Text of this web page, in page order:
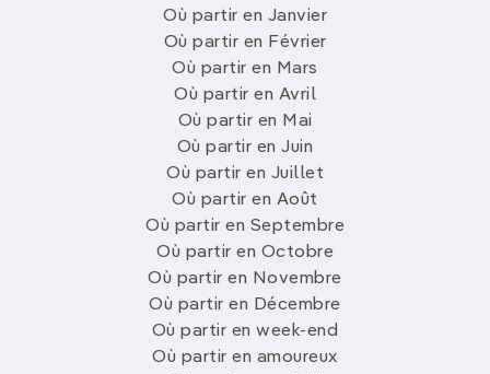
Où partir en Janvier
Où partir en Février
Où partir en Mars
Où partir en Avril
Où partir en Mai
Où partir en Juin
Où partir en Juillet
Où partir en Août
Où partir en Septembre
Où partir en Octobre
Où partir en Novembre
Où partir en Décembre
Où partir en week-end
Où partir en amoureux